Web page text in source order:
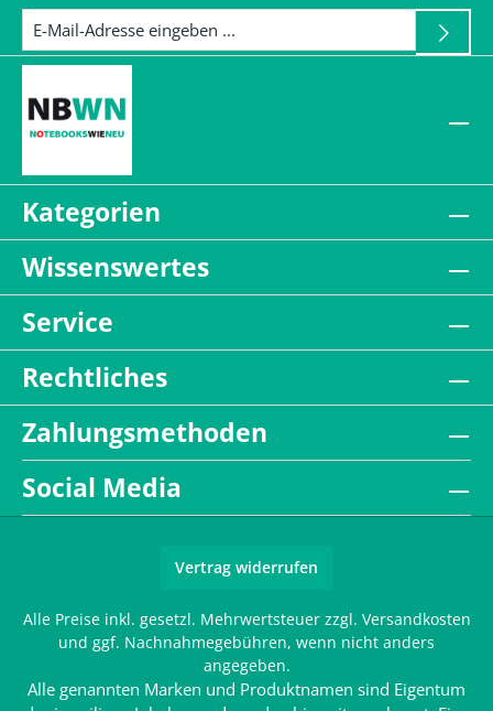
Kategorien
Wissenswertes
Service
Rechtliches
Zahlungsmethoden
Social Media
Vertrag widerrufen
Alle Preise inkl. gesetzl. Mehrwertsteuer zzgl. Versandkosten
und ggf. Nachnahmegebühren, wenn nicht anders
angegeben.
Alle genannten Marken und Produktnamen sind Eigentum